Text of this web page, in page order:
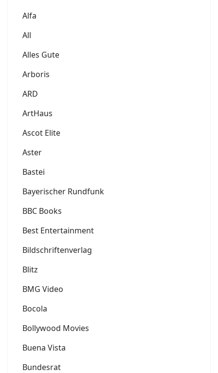
Alfa
All
Alles Gute
Arboris
ARD
ArtHaus
Ascot Elite
Aster
Bastei
Bayerischer Rundfunk
BBC Books
Best Entertainment
Bildschriftenverlag
Blitz
BMG Video
Bocola
Bollywood Movies
Buena Vista
Bundesrat